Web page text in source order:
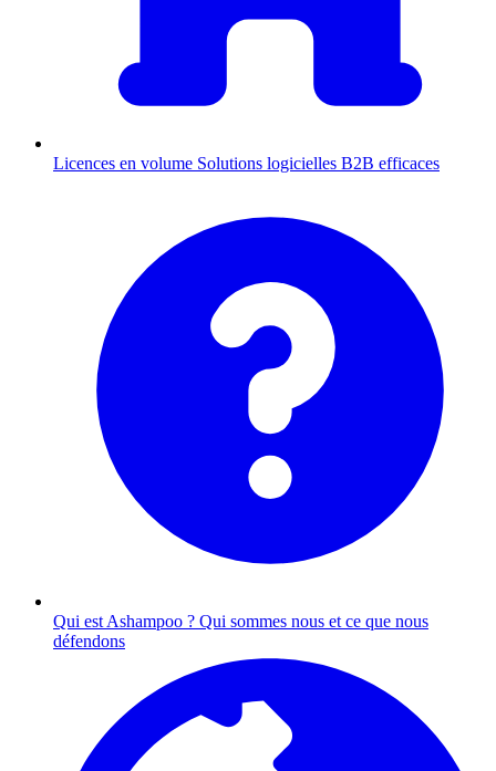
Licences en volume Solutions logicielles B2B efficaces
Qui est Ashampoo ? Qui sommes nous et ce que nous
défendons